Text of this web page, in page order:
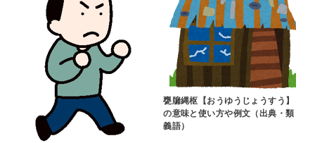
甕牖縄枢【おうゆうじょうすう】
の意味と使い方や例文（出典・類
義語）